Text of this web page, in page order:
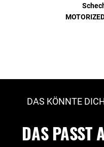
DAS KÖNNTE
DAS PASST